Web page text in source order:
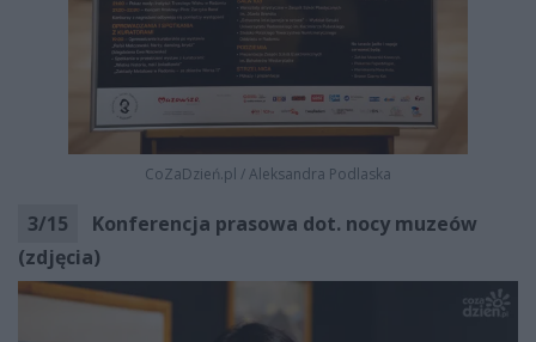
CoZaDzień.pl /Aleksandra Podlaska
3/15
Konferencja prasowa dot. nocy muzeów
(zdjęcia)